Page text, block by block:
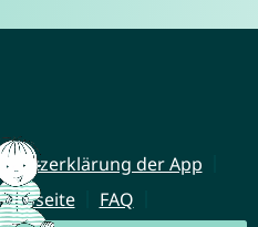
der App
FAQ